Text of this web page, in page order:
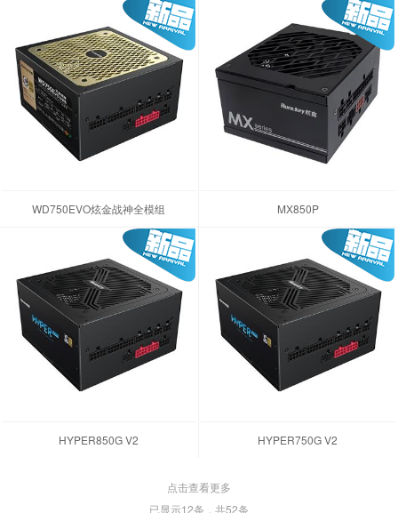
WD750EVO炫金战神全模组 MX850P
HYPER850G V2 HYPER750G V2
点击查看更多
已显示12条，共52条